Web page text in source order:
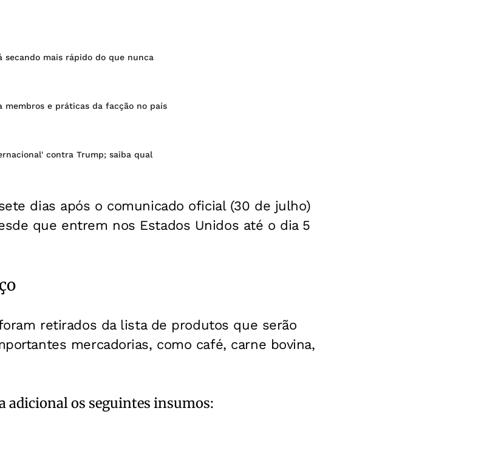
secando mais rápido do que nunca
membros e práticas da facção no país
contra Trump; saiba qual
dias após o comunicado oficial (30 de julho)
que entrem nos Estados Unidos até o dia 5
retirados da lista de produtos que serão
mercadorias, como café, carne bovina,
adicional os seguintes insumos: